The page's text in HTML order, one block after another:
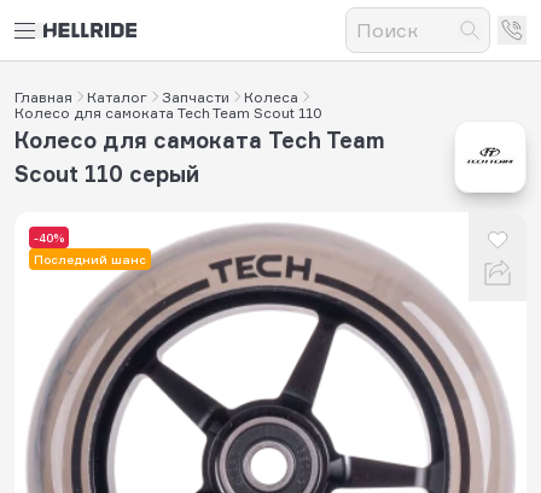
Главная Каталог Запчасти
Колеса
Колесо для самоката Tech Team Scout 110
-40%
Последний шанс
Колесо для самоката Tech Team
Scout 110 серый